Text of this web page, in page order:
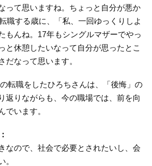
って思いますね。ちょっと自分が悪か
職する歳に、「私、一回ゆっくりしよ
もんね。17年もシングルマザーでやっ
と休憩したいなって自分が思ったとこ
だなって思います。
転職をしたひろちさんは、「後悔」の
返りながらも、今の職場では、前を向
でいます。
なので、社会で必要とされたいし、会
。